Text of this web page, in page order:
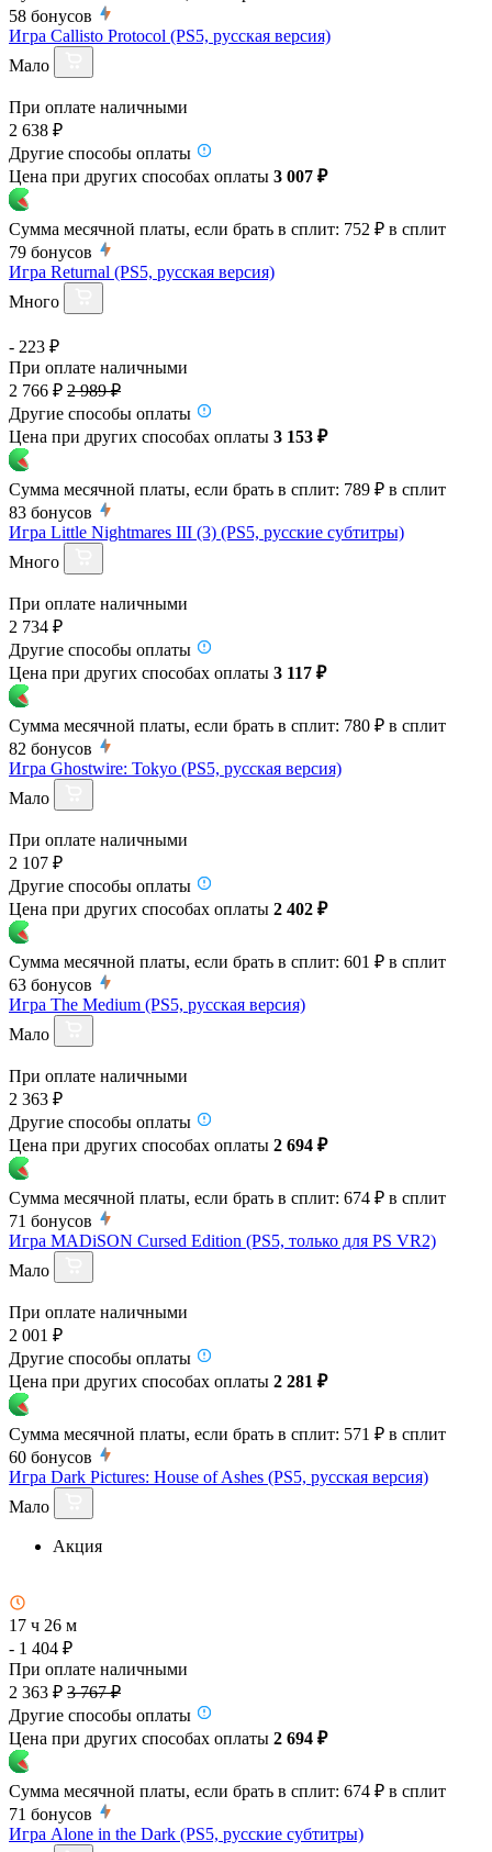
58 бонусов
Игра Callisto Protocol (PS5, русская версия)
Мало
При оплате наличными
2 638 ₽
Другие способы оплаты
Цена при других способах оплаты 3 007 ₽
Сумма месячной платы, если брать в сплит: 752 ₽ в сплит
79 бонусов
Игра Returnal (PS5, русская версия)
Много
- 223 ₽
При оплате наличными
2 766 ₽ 2 989 ₽
Другие способы оплаты
Цена при других способах оплаты 3 153 ₽
Сумма месячной платы, если брать в сплит: 789 ₽ в сплит
83 бонусов
Игра Little Nightmares III (3) (PS5, русские субтитры)
Много
При оплате наличными
2 734 ₽
Другие способы оплаты
Цена при других способах оплаты 3 117 ₽
Сумма месячной платы, если брать в сплит: 780 ₽ в сплит
82 бонусов
Игра Ghostwire: Tokyo (PS5, русская версия)
Мало
При оплате наличными
2 107 ₽
Другие способы оплаты
Цена при других способах оплаты 2 402 ₽
Сумма месячной платы, если брать в сплит: 601 ₽ в сплит
63 бонусов
Игра The Medium (PS5, русская версия)
Мало
При оплате наличными
2 363 ₽
Другие способы оплаты
Цена при других способах оплаты 2 694 ₽
Сумма месячной платы, если брать в сплит: 674 ₽ в сплит
71 бонусов
Игра MADiSON Cursed Edition (PS5, только для PS VR2)
Мало
При оплате наличными
2 001 ₽
Другие способы оплаты
Цена при других способах оплаты 2 281 ₽
Сумма месячной платы, если брать в сплит: 571 ₽ в сплит
60 бонусов
Игра Dark Pictures: House of Ashes (PS5, русская версия)
Мало
Акция
17 ч 26 м
- 1 404 ₽
При оплате наличными
2 363 ₽ 3 767 ₽
Другие способы оплаты
Цена при других способах оплаты 2 694 ₽
Сумма месячной платы, если брать в сплит: 674 ₽ в сплит
71 бонусов
Игра Alone in the Dark (PS5, русские субтитры)